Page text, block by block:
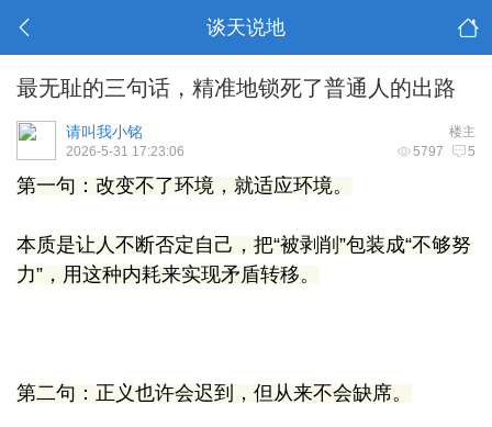
谈天说地
最无耻的三句话，精准地锁死了普通人的出路
楼主
请叫我小铭
5797 5
2026-5-31 17:23:06
第一句：改变不了环境，就适应环境。
本质是让人不断否定自己，把“被剥削”包装成“不够努
力”，用这种内耗来实现矛盾转移。
第二句：正义也许会迟到，但从来不会缺席。